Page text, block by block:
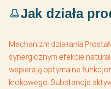
Jak działa
Mechanizm działania
synergicznym efekcie
wspierają optymalne
krokowego. Substancje